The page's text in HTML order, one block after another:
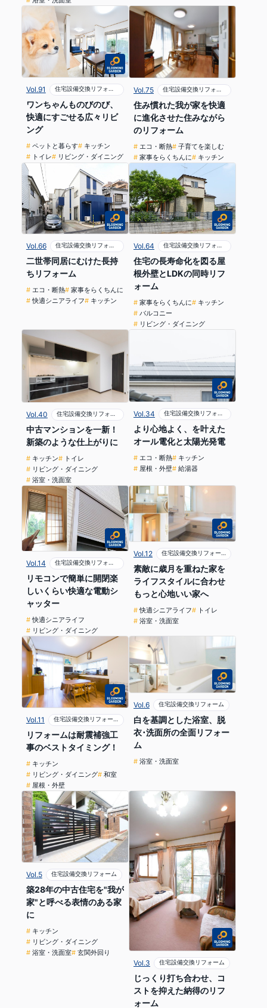
Vol.91 住宅設備交換リフォーム
ワンちゃんものびのび、
快適にすごせる広々リビ
ング
ペットと暮らす
キッチン
トイレ
リビング・ダイニング
Vol.75 住宅設備交換リフォーム
住み慣れた我が家を快適
に進化させた住みながら
のリフォーム
エコ・断熱
子育てを楽しむ
家事をらくちんに
キッチン
Vol.66 住宅設備交換リフォーム
二世帯同居にむけた長持
ちリフォーム
エコ・断熱
家事をらくちんに
快適シニアライフ
キッチン
Vol.64 住宅設備交換リフォーム
住宅の長寿命化を図る屋
根外壁とLDKの同時リフ
ォーム
家事をらくちんに
キッチン
バルコニー
リビング・ダイニング
Vol.40 住宅設備交換リフォーム
中古マンションを一新！
新築のような仕上がりに
キッチン
トイレ
リビング・ダイニング
浴室・洗面室
Vol.34 住宅設備交換リフォーム
より心地よく、を叶えた
オール電化と太陽光発電
エコ・断熱
キッチン
屋根・外壁
給湯器
Vol.14 住宅設備交換リフォーム
リモコンで簡単に開閉楽
しいくらい快適な電動シ
ャッター
快適シニアライフ
リビング・ダイニング
Vol.12 住宅設備交換リフォーム
素敵に歳月を重ねた家を
ライフスタイルに合わせ
もっと心地いい家へ
快適シニアライフ
トイレ
浴室・洗面室
Vol.11 住宅設備交換リフォーム
リフォームは耐震補強工
事のベストタイミング！
キッチン
リビング・ダイニング
和室
屋根・外壁
Vol.6 住宅設備交換リフォーム
白を基調とした浴室、脱
衣･洗面所の全面リフォー
ム
浴室・洗面室
Vol.5 住宅設備交換リフォーム
築28年の中古住宅を"我が
家"と呼べる表情のある家
に
キッチン
リビング・ダイニング
浴室・洗面室
玄関外回り
Vol.3 住宅設備交換リフォーム
じっくり打ち合わせ、コ
ストを抑えた納得のリフ
ォーム